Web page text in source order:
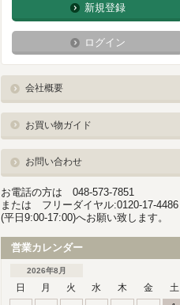
新規登録
ログイン
会社概要
お買い物ガイド
お問い合わせ
お電話の方は 048-573-7851
または フリーダイヤル:0120-17-4486
(平日9:00-17:00)へお願い致します。
営業カレンダー
2026年8月
日 月 火 水 木 金
土